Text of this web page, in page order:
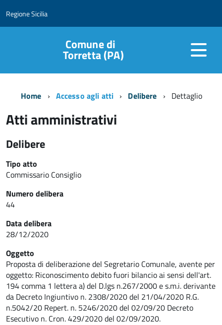
Regione Sicilia
Comune di
Torretta (PA)
Home Accesso agli atti Delibere Dettaglio
Atti amministrativi
Delibere
Tipo atto
Commissario Consiglio
Numero delibera
44
Data delibera
28/12/2020
Oggetto
Proposta di deliberazione del Segretario Comunale, avente per
oggetto: Riconoscimento debito fuori bilancio ai sensi dell'art.
194 comma 1 lettera a) del D.lgs n.267/2000 e s.m.i. derivante
da Decreto Ingiuntivo n. 2308/2020 del 21/04/2020 R.G.
n.5042/20 Repert. n. 5246/2020 del 02/09/20 Decreto
Esecutivo n. Cron. 429/2020 del 02/09/2020.